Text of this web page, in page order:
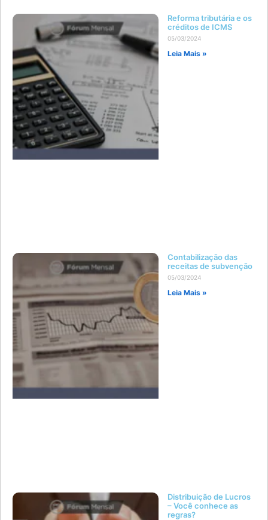
Reforma tributária e os
créditos de ICMS
05/03/2024
Leia Mais »
Contabilização das
receitas de subvenção
05/03/2024
Leia Mais »
Distribuição de Lucros
– Você conhece as
regras?